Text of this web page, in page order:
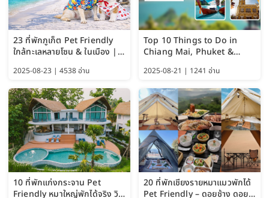
23 ที่พักภูเก็ต Pet Friendly
ใกล้ทะเลหลายโซน & ในเมือง |
2025-08-23 | 4538 อ่าน
Top 10 Things to Do in
Chiang Mai, Phuket &
Guide 2025)
2025-08-21 | 1241 อ่าน
10 ที่พักแก่งกระจาน Pet
Friendly หมาใหญ่พักได้จริง วิว
20 ที่พักเชียงรายหมาแมวพักได้
Pet Friendly – ดอยช้าง ดอย